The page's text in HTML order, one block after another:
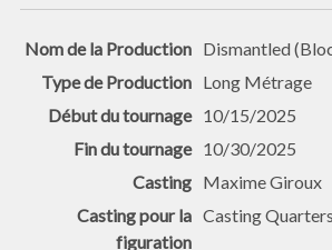
Dismantled
Long Métrage
10/15/2025
10/30/2025
Maxime Giroux
Casting Quarters